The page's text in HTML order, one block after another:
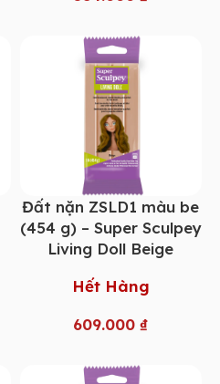
Đất nặn ZSLD1 màu be
(454 g) – Super Sculpey
Living Doll Beige
Hết Hàng
609.000₫